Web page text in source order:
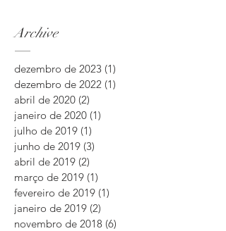
Archive
dezembro de 2023 (1)
dezembro de 2022 (1)
abril de 2020 (2)
janeiro de 2020 (1)
julho de 2019 (1)
junho de 2019 (3)
abril de 2019 (2)
março de 2019 (1)
fevereiro de 2019 (1)
janeiro de 2019 (2)
novembro de 2018 (6)